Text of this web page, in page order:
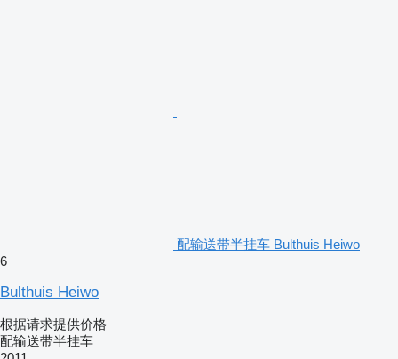
配输送带半挂车 Bulthuis Heiwo
6
Bulthuis Heiwo
根据请求提供价格
配输送带半挂车